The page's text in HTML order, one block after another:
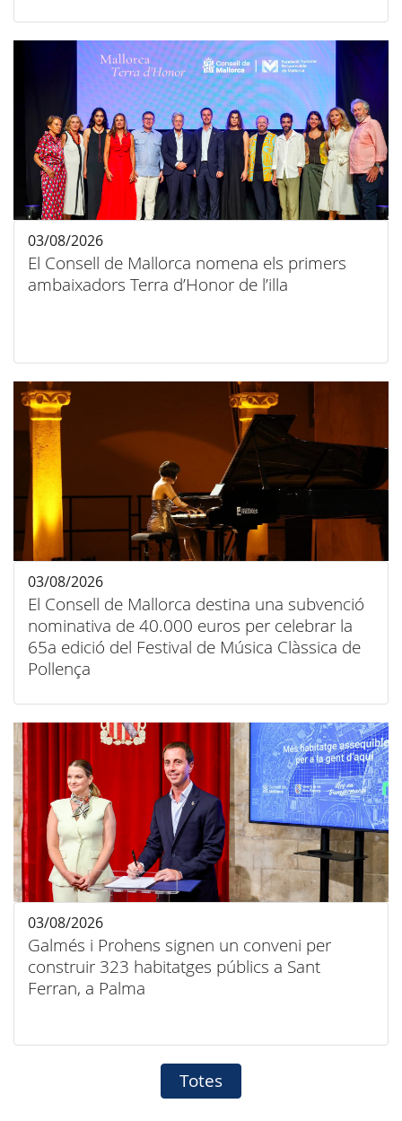
El Consell de Mallorca nomena els primers
ambaixadors Terra d’Honor de l’illa
03/08/2026
El Consell de Mallorca destina una subvenció
nominativa de 40.000 euros per celebrar la
65a edició del Festival de Música Clàssica de
Pollença
03/08/2026
Galmés i Prohens signen un conveni per
construir 323 habitatges públics a Sant
Ferran, a Palma
03/08/2026
Totes